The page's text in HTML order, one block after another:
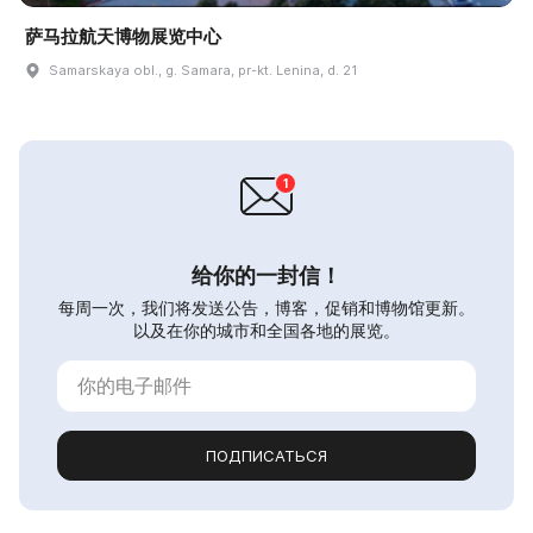
萨马拉航天博物展览中心
Samarskaya obl., g. Samara, pr-kt. Lenina, d. 21
给你的一封信！
每周一次，我们将发送公告，博客，促销和博物馆更新。
以及在你的城市和全国各地的展览。
ПОДПИСАТЬСЯ